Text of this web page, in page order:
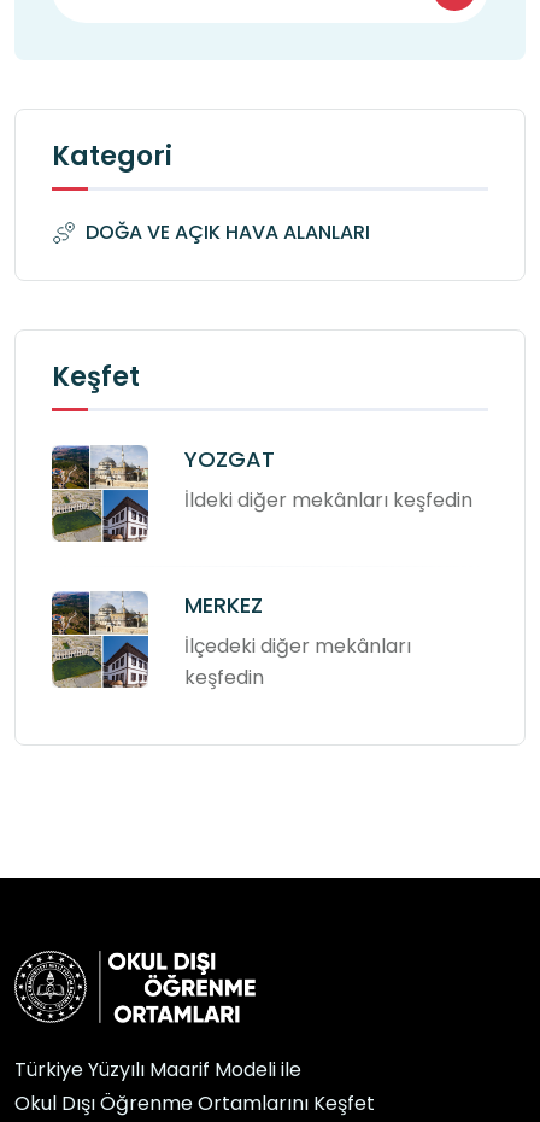
Kategori
DOĞA VE AÇIK HAVA ALANLARI
Keşfet
YOZGAT
İldeki diğer mekânları keşfedin
MERKEZ
İlçedeki diğer mekânları
keşfedin
Türkiye Yüzyılı Maarif Modeli ile
Okul Dışı Öğrenme Ortamlarını Keşfet